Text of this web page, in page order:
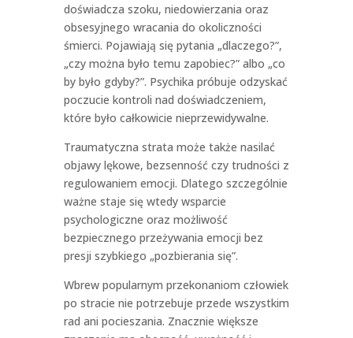
doświadcza szoku, niedowierzania oraz
obsesyjnego wracania do okoliczności
śmierci. Pojawiają się pytania „dlaczego?”,
„czy można było temu zapobiec?” albo „co
by było gdyby?”. Psychika próbuje odzyskać
poczucie kontroli nad doświadczeniem,
które było całkowicie nieprzewidywalne.
Traumatyczna strata może także nasilać
objawy lękowe, bezsenność czy trudności z
regulowaniem emocji. Dlatego szczególnie
ważne staje się wtedy wsparcie
psychologiczne oraz możliwość
bezpiecznego przeżywania emocji bez
presji szybkiego „pozbierania się”.
Wbrew popularnym przekonaniom człowiek
po stracie nie potrzebuje przede wszystkim
rad ani pocieszania. Znacznie większe